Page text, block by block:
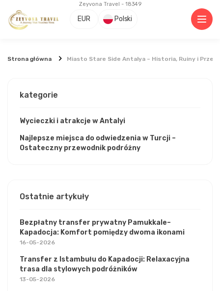
Zeyvona Travel - 18349
EUR Polski
Strona główna Miasto Stare Side Antalya – Historia, Ruiny i
kategorie
Wycieczki i atrakcje w Antalyi
Najlepsze miejsca do odwiedzenia w Turcji –
Ostateczny przewodnik podróżny
Ostatnie artykuły
Bezpłatny transfer prywatny Pamukkale–
Kapadocja: Komfort pomiędzy dwoma ikonami
16-05-2026
Transfer z Istambułu do Kapadocji: Relaxacyjna
trasa dla stylowych podróżników
13-05-2026